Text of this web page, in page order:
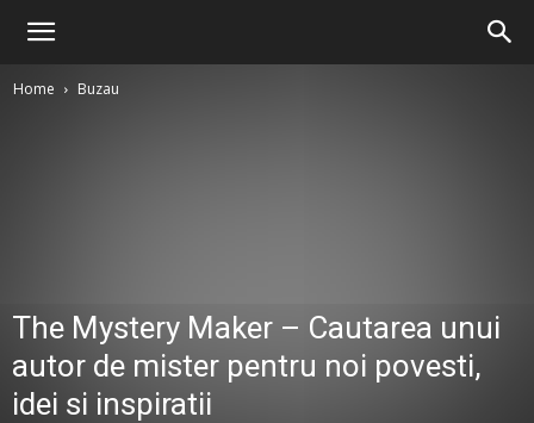
Home Buzau
The Mystery Maker – Cautarea unui
autor de mister pentru noi povesti,
idei si inspiratii